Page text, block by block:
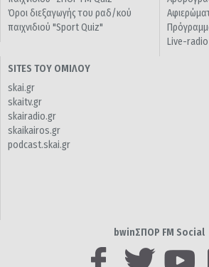
Όροι διεξαγωγής του ραδ/κού
παιχνιδιού "Sport Quiz"
Live-radio
SITES ΤΟΥ ΟΜΙΛΟΥ
skai.gr
skaitv.gr
skairadio.gr
skaikairos.gr
podcast.skai.gr
bwinΣΠΟΡ FM Social